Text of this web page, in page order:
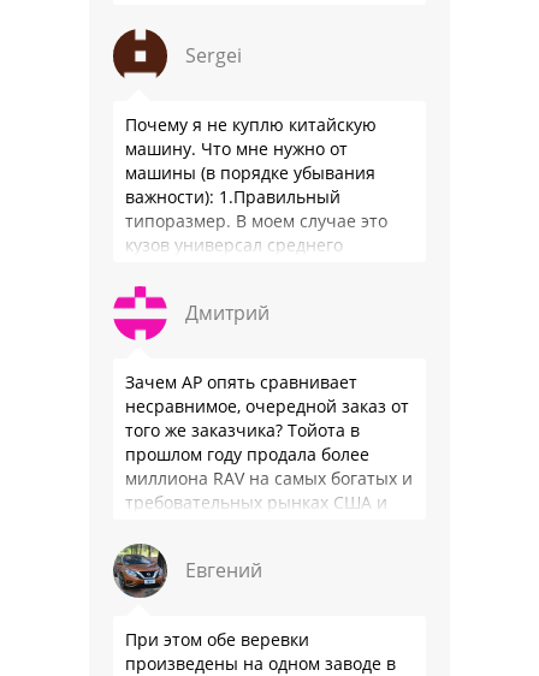
почти все китайские
производители работают …
Sergei
Почему я не куплю китайскую
машину. Что мне нужно от
машины (в порядке убывания
важности): 1.Правильный
типоразмер. В моем случае это
кузов универсал среднего
быть уверенным, что она меня
везде довезет и …
Дмитрий
Зачем АР опять сравнивает
несравнимое, очередной заказ от
того же заказчика? Тойота в
прошлом году продала более
миллиона RAV на самых богатых и
требовательных рынках США и
подтвердив статус …
Евгений
При этом обе веревки
произведены на одном заводе в